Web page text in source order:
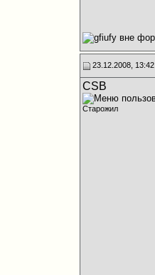
23.12.2008, 13:42
CSB
Старожил